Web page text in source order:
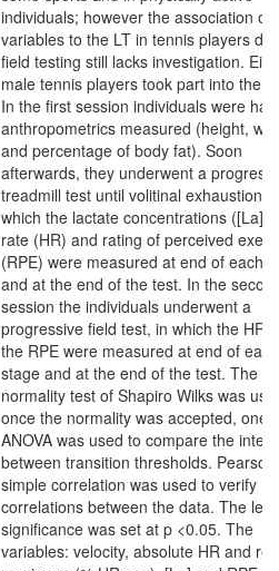
individuals; however the association of
variables to the LT in tennis players
field testing still lacks investigation.
male tennis players took part into the
In the first session individuals were
anthropometrics measured (height,
and percentage of body fat). Soon
afterwards, they underwent a
treadmill test until volitinal exhaustion,
which the lactate concentrations ([La]),
rate (HR) and rating of perceived
(RPE) were measured at end of each
and at the end of the test. In the
session the individuals underwent a
progressive field test, in which the HR
the RPE were measured at end of each
stage and at the end of the test. The
normality test of Shapiro Wilks was
once the normality was accepted, one-
ANOVA was used to compare the
between transition thresholds.
simple correlation was used to verify
correlations between the data. The
significance was set at p <0.05. The
variables: velocity, absolute HR and